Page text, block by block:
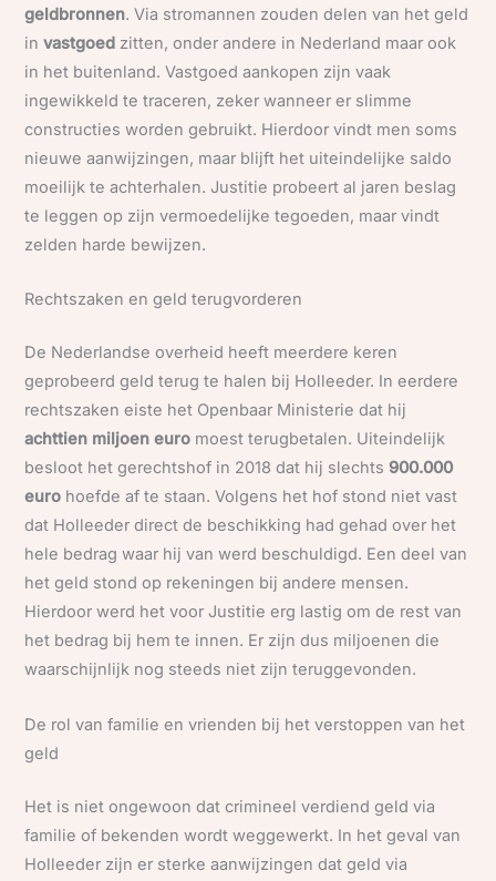
geldbronnen. Via stromannen zouden delen van het geld
invastgoed zitten, onder andere in Nederland maar ook
in het buitenland. Vastgoed aankopen zijn vaak
ingewikkeld te traceren, zeker wanneer er slimme
constructies worden gebruikt. Hierdoor vindt men soms
nieuwe aanwijzingen, maar blijft het uiteindelijke saldo
moeilijk te achterhalen. Justitie probeert al jaren beslag
te leggen op zijn vermoedelijke tegoeden, maar vindt
zelden harde bewijzen.
Rechtszaken en geld terugvorderen
De Nederlandse overheid heeft meerdere keren
geprobeerd geld terug te halen bij Holleeder. In eerdere
rechtszaken eiste het Openbaar Ministerie dat hij
achttien miljoen euro moest terugbetalen. Uiteindelijk
besloot het gerechtshof in 2018 dat hij slechts 900.000
euro hoefde af te staan. Volgens het hof stond niet vast
dat Holleeder direct de beschikking had gehad over het
hele bedrag waar hij van werd beschuldigd. Een deel van
het geld stond op rekeningen bij andere mensen.
Hierdoor werd het voor Justitie erg lastig om de rest van
het bedrag bij hem te innen. Er zijn dus miljoenen die
waarschijnlijk nog steeds niet zijn teruggevonden.
De rol van familie en vrienden bij het verstoppen van het
geld
Het is niet ongewoon dat crimineel verdiend geld via
familie of bekenden wordt weggewerkt. In het geval van
Holleeder zijn er sterke aanwijzingen dat geld via